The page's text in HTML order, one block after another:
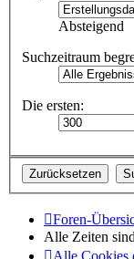
Absteigend
Suchzeitraum
Die ersten:
Foren-
Alle Zeiten sind
Alle Cookies